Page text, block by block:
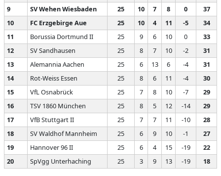
9
SV Wehen Wiesbaden 25 10 7 8 0
37
10
FC Erzgebirge Aue 25 10 4 11 -5
34
11
Borussia Dortmund II 25 9 6 10 0
33
12
SV Sandhausen 25 8 7 10 -2
31
13
Alemannia Aachen 25 6 13 6 -4
31
14
Rot-Weiss Essen 25 8 6 11 -4
30
15
VfL Osnabrück 25 7 8 10 -7
29
16
TSV 1860 München 25 8 5 12 -14
29
17
VfB Stuttgart II 25 7 7 11 -10
28
18
SV Waldhof Mannheim 25 6 9 10 -1
27
19
Hannover 96 II 25 6 4 15 -19
22
20
SpVgg Unterhaching 25 3 9 13 -19 18